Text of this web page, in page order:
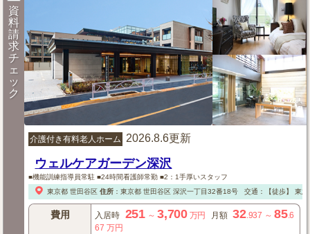
資
料
請
求
チ
ェ
ッ
ク
介護付き有料老人ホーム 2026.8.6更新
ウェルケアガーデン深沢
■機能訓練指導員常駐 ■24時間看護師常勤 ■2：1手厚いスタッフ
東京都 世田谷区 住所： 東京都 世田谷区深沢一丁目32番18号 交通：【徒歩】 東急
費用 入居時 251～3,700 万円 月額 32.937 ～85.6
67 万円